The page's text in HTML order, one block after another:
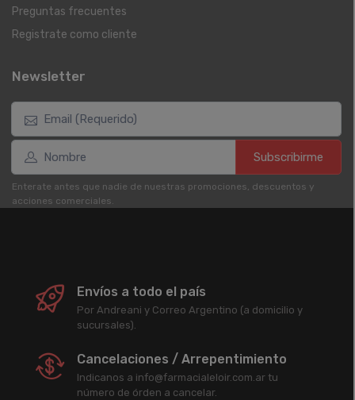
Preguntas frecuentes
Registrate como cliente
Newsletter
Subscribirme
Enterate antes que nadie de nuestras promociones, descuentos y
acciones comerciales.
Envíos a todo el país
Por Andreani y Correo Argentino (a domicilio y
sucursales).
Cancelaciones / Arrepentimiento
Indicanos a info@farmacialeloir.com.ar tu
número de órden a cancelar.